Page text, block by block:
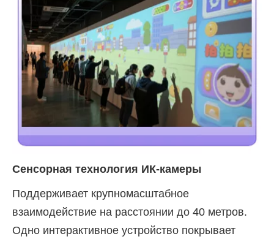
Сенсорная технология ИК-камеры
Поддерживает крупномасштабное
взаимодействие на расстоянии до 40 метров.
Одно интерактивное устройство покрывает